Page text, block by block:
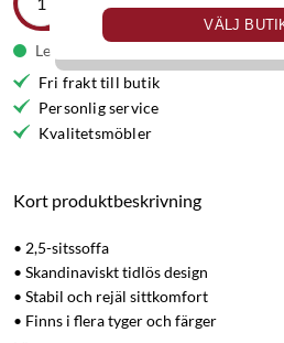
VÄLJ
Leveranstid 7-8 veckor
Fri frakt till butik
Personlig service
Kvalitetsmöbler
Kort produktbeskrivning
• 2,5-sitssoffa
• Skandinaviskt tidlös design
• Stabil och rejäl sittkomfort
• Finns i flera tyger och färger